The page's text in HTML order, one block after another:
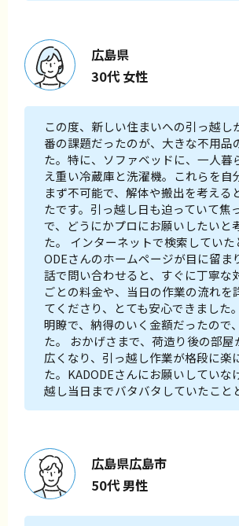
広島県
30代 女性
この度、新しい住まいへの引っ越し
番の課題だったのが、大きな不用品
た。特に、ソファベッドに、一人暮
え重い冷蔵庫と洗濯機。これらを自
まず不可能で、解体や搬出を考える
たです。引っ越し日も迫っていて焦
で、どうにかプロにお願いしたいと
た。 インターネットで検索していた
ODEさんのホームページが目に留ま
話で問い合わせると、すぐに丁寧な
ごとの料金や、当日の作業の流れを
てくださり、とても安心できました
明瞭で、納得のいく金額だったので
た。 おかげさまで、荷造り後の部屋
広くなり、引っ越し作業が格段に楽
た。KADODEさんにお願いしていな
越し当日までバタバタしていたこと
広島県広島市
50代 男性